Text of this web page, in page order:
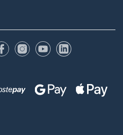
FacebookInstagram
YouTubeLinkedIn